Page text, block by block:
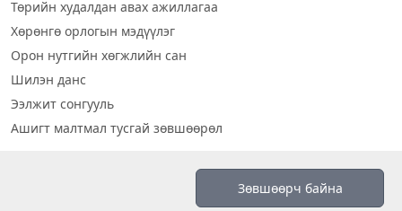
Төрийн худалдан авах ажиллагаа
Хөрөнгө орлогын мэдүүлэг
Орон нутгийн хөгжлийн сан
Шилэн данс
Ээлжит сонгууль
Ашигт малтмал тусгай зөвшөөрөл
Зөвшөөрч байна